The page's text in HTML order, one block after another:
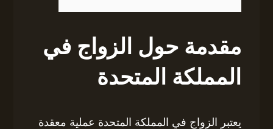
مقدمة حول الزواج في
المملكة المتحدة
يعتبر الزواج في المملكة المتحدة عملية معقدة